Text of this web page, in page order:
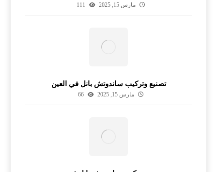
مارس 15, 2025 111
تصنيع وتركيب ساندوتش بانل في العين
مارس 15, 2025 66